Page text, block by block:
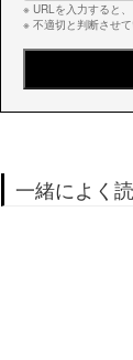
※ URLを入力すると
※ 不適切と判断させ
一緒によく